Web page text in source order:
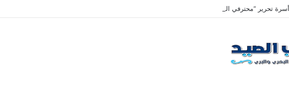
أسرة تحرير “محترفي الصيد” تعزي رئيس التحرير في وفاة والد زوجته